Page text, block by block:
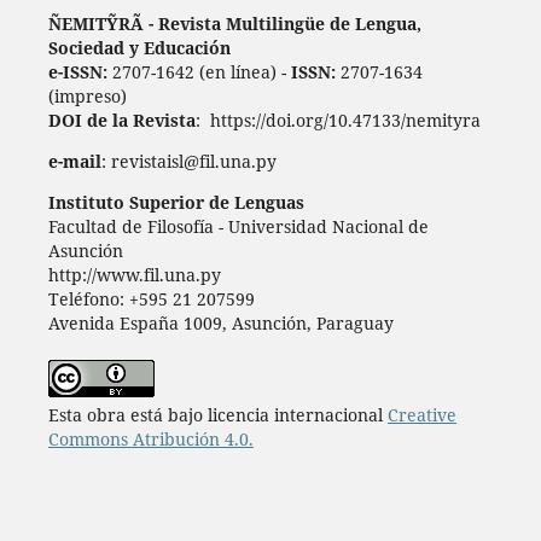
ÑEMITỸRÃ - Revista Multilingüe de Lengua,
Sociedad y Educación
e-ISSN:2707-1642 (en línea) - ISSN:2707-1634
(impreso)
DOI de la Revista: https://doi.org/10.47133/nemityra
e-mail: revistaisl@fil.una.py
Instituto Superior de Lenguas
Facultad de Filosofía - Universidad Nacional de
Asunción
http://www.fil.una.py
Teléfono: +595 21 207599
Avenida España 1009, Asunción, Paraguay
Esta obra está bajo licencia internacional Creative
Commons Atribución 4.0.